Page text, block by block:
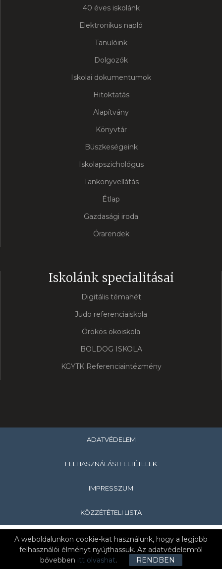
A weboldalunkon cookie-kat használunk, hogy a legjobb
felhasználói élményt nyújthassuk. Az adatvédelemről
bővebben itt olvashat. RENDBEN
40 éves iskolánk
Elektronikus napló
Tanulóink
Dolgozók
Iskolai dokumentumok
Hitoktatás
Alapítvány
Könyvtár
Büszkeségeink
Iskolapszichológus
Tankönyvellátás
Étlap
Gazdasági iroda
Órarendek
Iskolánk specialitásai
Digitális témahét
Judo referenciaiskola
Örökös ökoiskola
BOLDOG ISKOLA
KGYTK Referenciaintézmény
ADATVÉDELEM
FELHASZNÁLÁSI FELTÉTELEK
IMPRESSZUM
KÖZZÉTÉTELI LISTA
Copyright © 2019 Hevesi Sándor Általános Iskola & Nagykanizsa
Tankerületi Központ